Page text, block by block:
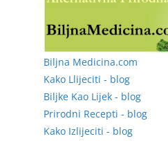
Biljna Medicina.com
Kako Llijeciti - blog
Biljke Kao Lijek - blog
Prirodni Recepti - blog
Kako Izlijeciti - blog